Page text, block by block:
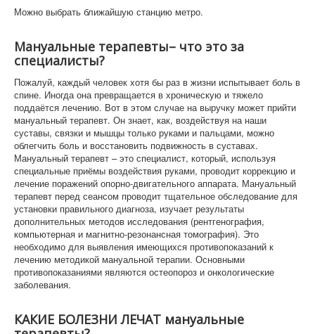
Можно выбрать ближайшую станцию метро.
Мануальные терапевты– что это за
специалисты?
Пожалуй, каждый человек хотя бы раз в жизни испытывает боль в
спине. Иногда она превращается в хроническую и тяжело
поддаётся лечению. Вот в этом случае на выручку может прийти
мануальный терапевт. Он знает, как, воздействуя на наши
суставы, связки и мышцы только руками и пальцами, можно
облегчить боль и восстановить подвижность в суставах.
Мануальный терапевт – это специалист, который, используя
специальные приёмы воздействия руками, проводит коррекцию и
лечение поражений опорно-двигательного аппарата. Мануальный
терапевт перед сеансом проводит тщательное обследование для
установки правильного диагноза, изучает результаты
дополнительных методов исследования (рентгенография,
компьютерная и магнитно-резонансная томография). Это
необходимо для выявления имеющихся противопоказаний к
лечению методикой мануальной терапии. Основными
противопоказаниями являются остеопороз и онкологические
заболевания.
КАКИЕ БОЛЕЗНИ ЛЕЧАТ мануальные